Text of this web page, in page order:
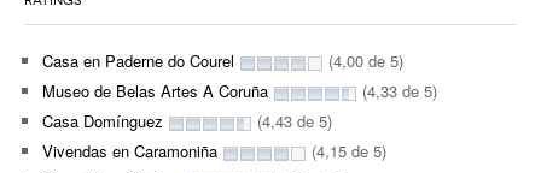
Casa en Paderne do Courel
(4,00 de 5)
Museo de Belas Artes A Coruña
(4,33 de 5)
Casa Domínguez
(4,43 de 5)
Vivendas en Caramoniña
(4,15 de 5)